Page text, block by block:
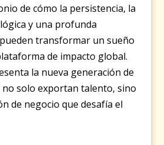
de cómo la persistencia, la
y una profunda
transformar un sueño
de impacto global.
la nueva generación de
solo exportan talento, sino
de negocio que desafía el